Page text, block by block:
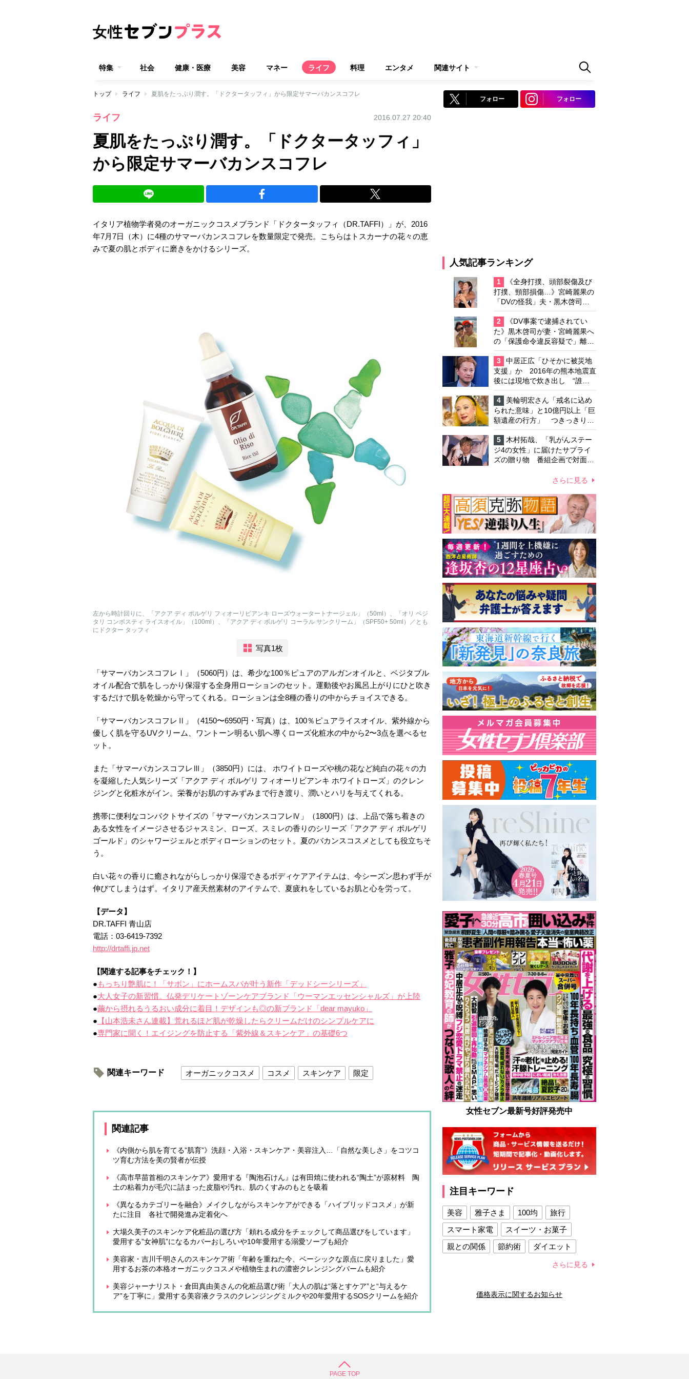
特集 社会 健康・医療 美容 マネー ライフ 料理 エンタメ 関連サイト
トップ ライフ 夏肌をたっぷり潤す。「ドクタータッフィ」から限定サマーバカンスコフレ
ライフ 2016.07.27 20:40
夏肌をたっぷり潤す。「ドクタータッフィ」
から限定サマーバカンスコフレ
イタリア植物学者発のオーガニックコスメブランド「ドクタータッフィ（DR.TAFFI）」が、2016
年7月7日（木）に4種のサマーバカンスコフレを数量限定で発売。こちらはトスカーナの花々の恵
みで夏の肌とボディに磨きをかけるシリーズ。
左から時計回りに、「アクア ディ ボルゲリ フィオーリビアンキ ローズウォータートナージェル」（50ml）、「オリ ベジ
タリ コンポスティ ライスオイル」（100ml）、「アクア ディ ボルゲリ コーラル サンクリーム」（SPF50+ 50ml）／とも
にドクター タッフィ
写真1枚
「サマーバカンスコフレⅠ」（5060円）は、希少な100％ピュアのアルガンオイルと、ベジタブル
オイル配合で肌をしっかり保湿する全身用ローションのセット。運動後やお風呂上がりにひと吹き
するだけで肌を乾燥から守ってくれる。ローションは全8種の香りの中からチョイスできる。
「サマーバカンスコフレⅡ」（4150〜6950円・写真）は、100％ピュアライスオイル、紫外線から
優しく肌を守るUVクリーム、ワントーン明るい肌へ導くローズ化粧水の中から2〜3点を選べるセ
ット。
また「サマーバカンスコフレⅢ」（3850円）には、 ホワイトローズや桃の花など純白の花々の力
を凝縮した人気シリーズ「アクア ディ ボルゲリ フィオーリビアンキ ホワイトローズ」のクレン
ジングと化粧水がイン。栄養がお肌のすみずみまで行き渡り、潤いとハリを与えてくれる。
携帯に便利なコンパクトサイズの「サマーバカンスコフレⅣ」（1800円）は、上品で落ち着きの
ある女性をイメージさせるジャスミン、ローズ、スミレの香りのシリーズ「アクア ディ ボルゲリ
ゴールド」のシャワージェルとボディローションのセット。夏のバカンスコスメとしても役立ちそ
う。
白い花々の香りに癒されながらしっかり保湿できるボディケアアイテムは、今シーズン思わず手が
伸びてしまうはず。イタリア産天然素材のアイテムで、夏疲れをしているお肌と心を労って。
【データ】
DR.TAFFI 青山店
電話：03-6419-7392
http://drtaffi.jp.net
【関連する記事をチェック！】
● もっちり艶肌に！「サボン」にホームスパが叶う新作「デッドシーシリーズ」
●大人女子の新習慣。仏発デリケートゾーンケアブランド「ウーマンエッセンシャルズ」が上陸
●繭から摂れるうるおい成分に着目！デザインも◎の新ブランド「dear mayuko」
● 【山本浩未さん連載】荒れるほど肌が乾燥したらクリームだけのシンプルケアに
●専門家に聞く！エイジングを防止する「紫外線＆スキンケア」の基礎6つ
関連キーワード オーガニックコスメ コスメ スキンケア 限定
関連記事
《内側から肌を育てる”肌育”》洗顔・入浴・スキンケア・美容注入…「自然な美しさ」をコツコ
ツ育む方法を美の賢者が伝授
《高市早苗首相のスキンケア》愛用する『陶泡石けん』は有田焼に使われる“陶土”が原材料 陶
土の粘着力が毛穴に詰まった皮脂や汚れ、肌のくすみのもとを吸着
《異なるカテゴリーを融合》メイクしながらスキンケアができる「ハイブリッドコスメ」が新
たに注目 各社で開発進み定着化へ
大場久美子のスキンケア化粧品の選び方「頼れる成分をチェックして商品選びをしています」
愛用する”女神肌”になるカバーおしろいや10年愛用する溺愛ソープも紹介
美容家・吉川千明さんのスキンケア術「年齢を重ねた今、ベーシックな原点に戻りました」愛
用するお茶の本格オーガニックコスメや植物生まれの濃密クレンジングバームも紹介
美容ジャーナリスト・倉田真由美さんの化粧品選び術「大人の肌は“落とすケア”と“与えるケ
ア”を丁寧に」愛用する美容液クラスのクレンジングミルクや20年愛用するSOSクリームを紹介
フォロー フォロー
人気記事ランキング
1
《全身打撲、頭部裂傷及び
打撲、頸部損傷…》宮崎麗果の
「DVの怪我」夫・黒木啓司の
逮捕で始まる「夫婦の闘争」
2
《DV事案で逮捕されてい
た》黒木啓司が妻・宮崎麗果へ
の「保護命令違反容疑で」離婚
協議は「第二ステージ」へ
3
中居正広「ひそかに被災地
支援」か 2016年の熊本地震直
後には現地で炊き出し “誰に
も知られなくて良い”と、むし
ろ強まる福祉活動への思い
4
美輪明宏さん「戒名に込め
られた意味」と10億円以上「巨
額遺産の行方」 つきっきりで
私生活をサポートしていた元俳
優が相続か
5
木村拓哉、「乳がんステー
ジ4の女性」に届けたサプライ
ズの贈り物 番組企画で対面し
心遣いに「うれしくて号泣しま
さらに見る
女性セブン最新号好評発売中
注目キーワード
美容 雅子さま 100均
旅行
スマート家電
スイーツ・お菓子
親との関係
節約術
ダイエット
夫との関係
新津春子 どか食い
さらに見る
価格表示に関するお知らせ
PAGE TOP